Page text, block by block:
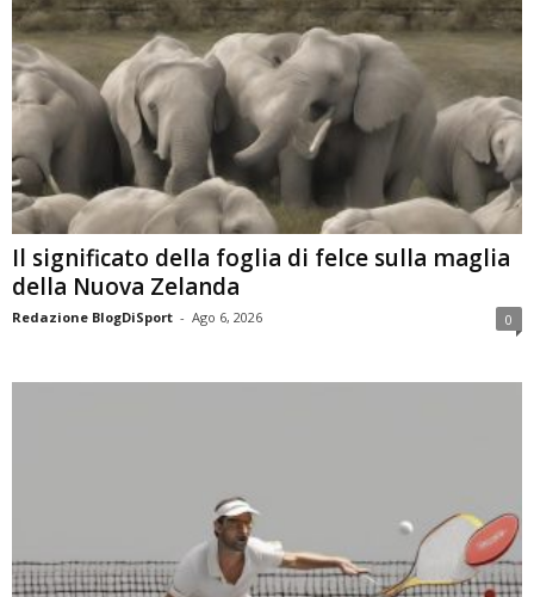
Il significato della foglia di felce sulla maglia
della Nuova Zelanda
Redazione BlogDiSport - Ago 6, 2026 0